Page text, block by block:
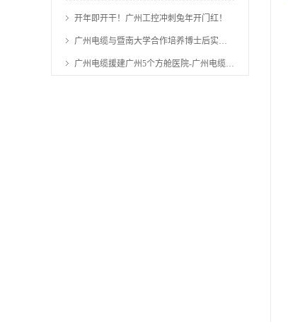
的电力电缆之一，
一般用作主电缆。
开年即开干！广州工控冲刺兔年开门红！
广州电缆与暨南大学合作培养博士后实现“零的突破”
广州电缆援建广州5个方舱医院-广州电缆厂有限公司